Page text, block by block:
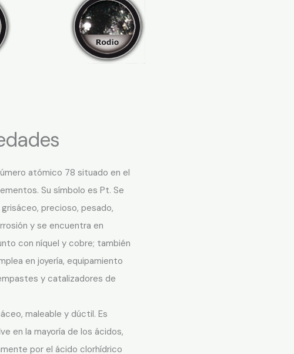
atómico 78 situado en el
Su símbolo es Pt. Se
precioso, pesado,
y se encuentra en
con níquel y cobre; también
en joyería, equipamiento
y catalizadores de
maleable y dúctil. Es
en la mayoría de los ácidos,
por el ácido clorhídrico